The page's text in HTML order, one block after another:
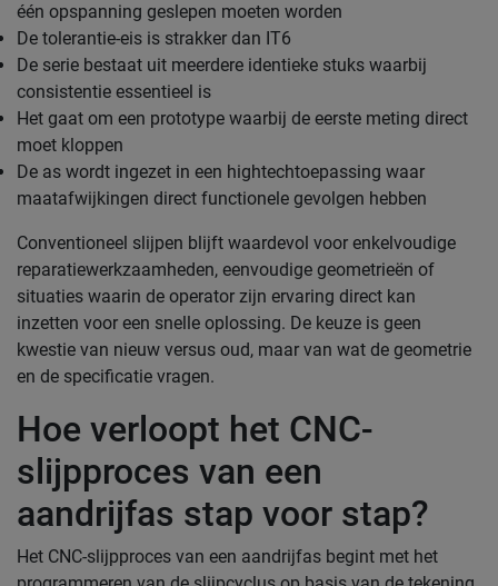
één opspanning geslepen moeten worden
De tolerantie-eis is strakker dan IT6
De serie bestaat uit meerdere identieke stuks waarbij
consistentie essentieel is
Het gaat om een prototype waarbij de eerste meting direct
moet kloppen
De as wordt ingezet in een hightechtoepassing waar
maatafwijkingen direct functionele gevolgen hebben
Conventioneel slijpen blijft waardevol voor enkelvoudige
reparatiewerkzaamheden, eenvoudige geometrieën of
situaties waarin de operator zijn ervaring direct kan
inzetten voor een snelle oplossing. De keuze is geen
kwestie van nieuw versus oud, maar van wat de geometrie
en de specificatie vragen.
Hoe verloopt het CNC-
slijpproces van een
aandrijfas stap voor stap?
Het CNC-slijpproces van een aandrijfas begint met het